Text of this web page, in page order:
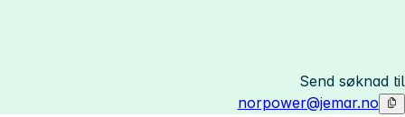
Send søknad til
norpower@jemar.no